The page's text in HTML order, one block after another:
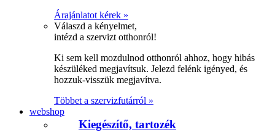
Árajánlatot kérek »
Válaszd a kényelmet,
intézd a szervizt otthonról!
Ki sem kell mozdulnod otthonról ahhoz, hogy hibás
készüléked megjavítsuk. Jelezd felénk igényed, és
hozzuk-visszük megjavítva.
Többet a szervizfutárról »
webshop
Kiegészítő, tartozék